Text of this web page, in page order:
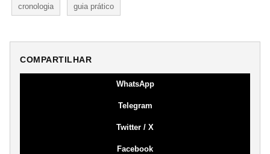
cronologia guia prático
COMPARTILHAR
WhatsApp
Telegram
Twitter / X
Facebook